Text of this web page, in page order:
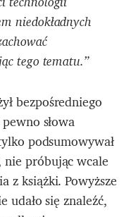
niedokładnych
tego tematu.”
bezpośredniego
słowa
podsumowywał
próbując wcale
z książki. Powyższe
udało się znaleźć,